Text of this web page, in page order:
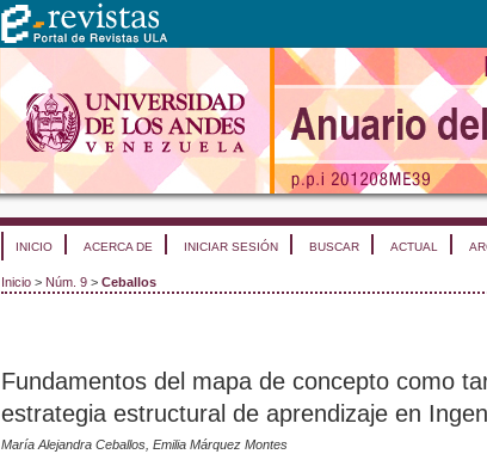
INICIO ACERCA DE INICIAR SESIÓN BUSCAR ACTUAL
Inicio > Núm. 9 > Ceballos
Fundamentos del mapa de concepto como
estrategia estructural de aprendizaje en
María Alejandra Ceballos, Emilia Márquez Montes